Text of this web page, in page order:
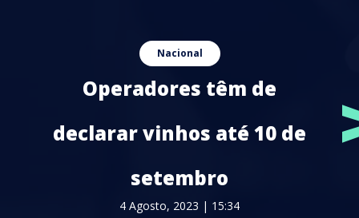
Nacional
Operadores têm de
declarar vinhos até 10 de
setembro
4 Agosto, 2023 | 15:34